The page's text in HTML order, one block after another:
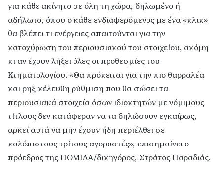
για κάθε ακίνητο σε όλη τη χώρα, δηλωμένο ή
αδήλωτο, όπου ο κάθε ενδιαφερόμενος με ένα «κλικ»
θα βλέπει τι ενέργειες απαιτούνται για την
κατοχύρωση του περιουσιακού του στοιχείου, ακόμη
κι αν έχουν λήξει όλες οι προθεσμίες του
Κτηματολογίου. «Θα πρόκειται για την πιο θαρραλέα
και ρηξικέλευθη ρύθμιση που θα σώσει τα
περιουσιακά στοιχεία όσων ιδιοκτητών με νόμιμους
τίτλους δεν κατάφεραν να τα δηλώσουν εγκαίρως,
αρκεί αυτά να μην έχουν ήδη περιέλθει σε
καλόπιστους τρίτους αγοραστές», επισημαίνει ο
πρόεδρος της ΠΟΜΙΔΑ/δικηγόρος, Στράτος Παραδιάς.